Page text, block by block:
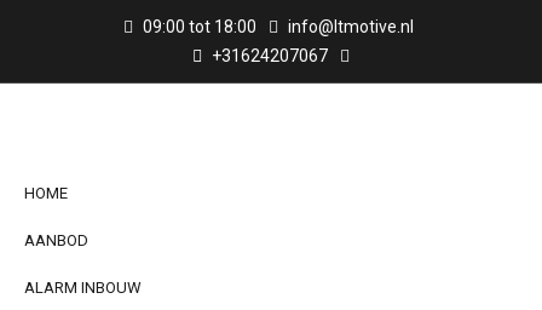
09:00 tot 18:00
info@ltmotive.nl
+31624207067
HOME
AANBOD
ALARM INBOUW